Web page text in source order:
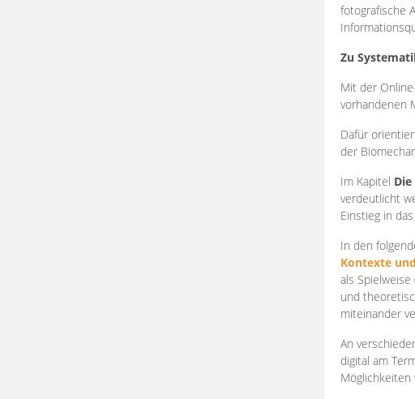
fotografische
Zu
Mit der
vorhandenen
Dafür
der
Im Kapitel
verdeutlicht
Einstieg in
In den
Kontexte
als
und
miteinander
An
digital am